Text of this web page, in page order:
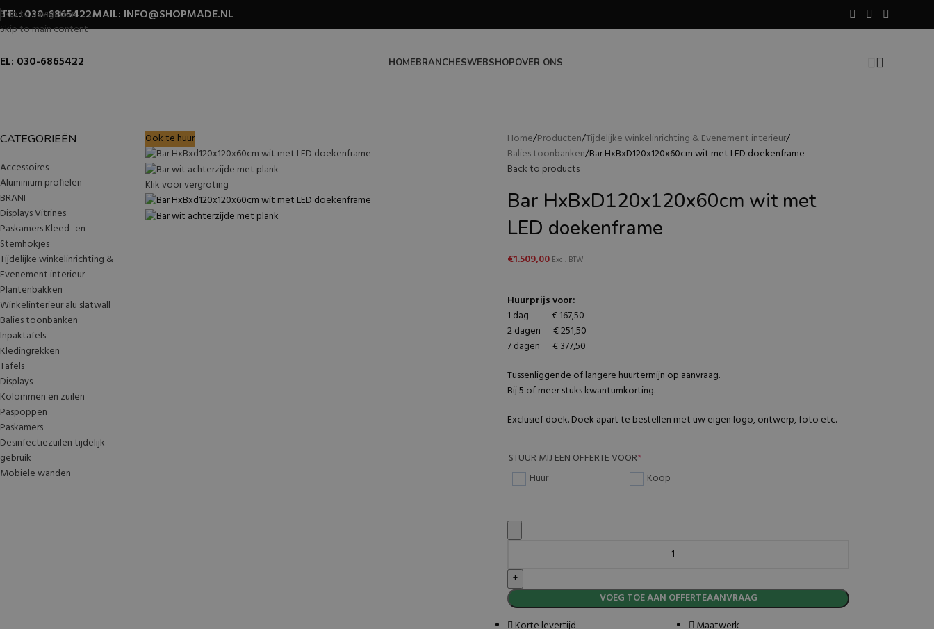
Skip to navigation
Skip to main content
TEL: 030-6865422MAIL: INFO@SHOPMADE.NL
030-6865422 HOMEBRANCHESWEBSHOPOVER ONS
CATEGORIEËN
Accessoires
Aluminium profielen
BRANI
Displays Vitrines
Paskamers Kleed- en
Stemhokjes
Tijdelijke winkelinrichting &
Evenement interieur
Plantenbakken
Winkelinterieur alu slatwall
Balies toonbanken
Inpaktafels
Kledingrekken
Tafels
Displays
Kolommen en zuilen
Paspoppen
Paskamers
Desinfectiezuilen tijdelijk
gebruik
Mobiele wanden
Ook te huur
Klik voor vergroting
Home Producten Tijdelijke winkelinrichting & Evenement interieur
Balies toonbanken Bar HxBxD120x120x60cm wit met LED doekenframe
Back to products
Bar HxBxD120x120x60cm wit met
LED doekenframe
€1.509,00 Excl. BTW
Huurprijs voor:
1 dag € 167,50
2 dagen € 251,50
7 dagen € 377,50
Tussenliggende of langere huurtermijn op aanvraag.
Bij 5 of meer stuks kwantumkorting.
Exclusief doek. Doek apart te bestellen met uw eigen logo, ontwerp, foto etc.
STUUR MIJ EEN OFFERTE VOOR*
Huur
Koop
VOEG TOE AAN OFFERTEAANVRAAG
Korte levertijd
Maatwerk